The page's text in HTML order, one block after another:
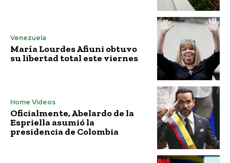
Venezuela
María Lourdes Afiuni obtuvo
su libertad total este viernes
Home Vídeos
Oficialmente, Abelardo de la
Espriella asumió la
presidencia de Colombia